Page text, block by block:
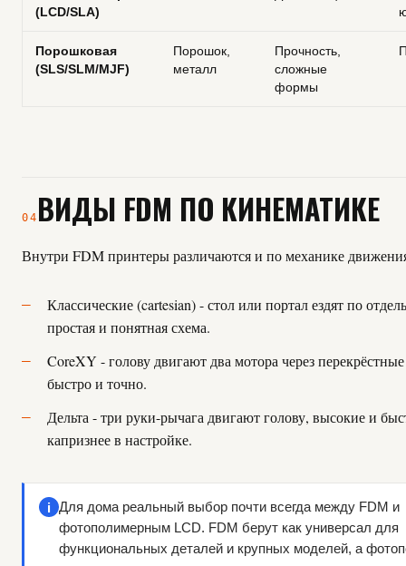
(LCD/SLA)
Порошковая
(SLS/SLM/MJF)
Порошок,
металл
Прочность,
сложные
формы
04 ВИДЫ FDM ПО КИНЕМАТИКЕ
Внутри FDM принтеры различаются и по механике
Классические (cartesian) - стол или портал ездят по
простая и понятная схема.
CoreXY - голову двигают два мотора через
быстро и точно.
Дельта - три руки-рычага двигают голову, высокие и
капризнее в настройке.
i Для дома реальный выбор почти всегда между FDM и
фотополимерным LCD. FDM берут как универсал для
функциональных деталей и крупных моделей, а